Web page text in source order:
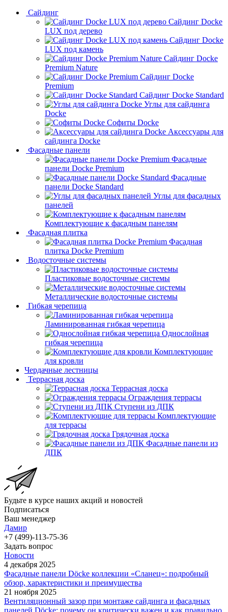
Сайдинг
Сайдинг Docke
LUX под дерево
Сайдинг Docke
LUX под камень
Сайдинг Docke
Premium Nature
Сайдинг Docke
Premium
Сайдинг Docke Standard
Углы для сайдинга
Docke
Софиты Docke
Аксессуары для
сайдинга Docke
Фасадные панели
Фасадные
панели Docke Premium
Фасадные
панели Docke Standard
Углы для фасадных
панелей
Комплектующие к фасадным панелям
Фасадная плитка
Фасадная
плитка Docke Premium
Водосточные системы
Пластиковые водосточные системы
Металлические водосточные системы
Гибкая черепица
Ламинированная гибкая черепица
Однослойная
гибкая черепица
Комплектующие
для кровли
Чердачные лестницы
Террасная доска
Террасная доска
Ограждения террасы
Ступени из ДПК
Комплектующие
для террасы
Грядочная доска
Фасадные панели из
ДПК
Будьте в курсе наших акций и новостей
Подписаться
Ваш менеджер
Дамир
+7 (499)-113-75-36
Задать вопрос
Новости
4 декабря 2025
Фасадные панели Döcke коллекции «Сланец»: подробный
обзор, характеристики и преимущества
21 ноября 2025
Вентиляционный зазор при монтаже сайдинга и фасадных
панелей Döcke: почему он критически важен и как правильно